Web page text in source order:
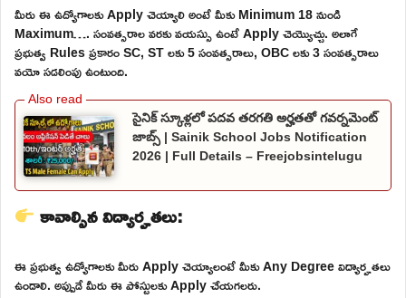
మీరు ఈ ఉద్యోగాలకు Apply చెయ్యాలి అంటే మీకు Minimum 18 నుండి
Maximum…. సంవత్సరాల వరకు వయస్సు ఉంటే Apply చెయ్యొచ్చు. అలాగే
ప్రభుత్వ Rules ప్రకారం SC, ST లకు 5 సంవత్సరాలు, OBC లకు 3 సంవత్సరాలు
వయో సడలింపు ఉంటుంది.
సైనిక్ స్కూళ్లలో పదవ తరగతి అర్హతతో గవర్నమెంట్
జాబ్స్ | Sainik School Jobs Notification
2026 | Full Details – Freejobsintelugu
కావాల్సిన విద్యార్హతలు:
ఈ ప్రభుత్వ ఉద్యోగాలకు మీరు Apply చెయ్యాలంటే మీకు Any Degree విద్యార్హతలు
ఉండాలి. అప్పుడే మీరు ఈ పోస్టులకు Apply చేయగలరు.